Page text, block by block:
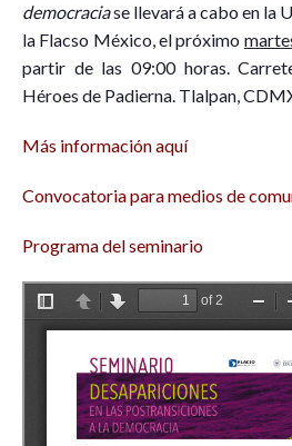
democraciase llevará a cabo en la
la Flacso México, el próximo
partir de las 09:00 horas.
Héroes de Padierna. Tlalpan,
Más información aquí
Convocatoria para medios de
Programa del seminario